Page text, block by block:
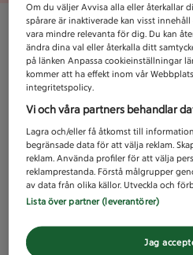
Om du väljer Avvisa alla eller återkallar
spårare är inaktiverade kan visst
vara mindre relevanta för dig. Du kan
ändra dina val eller återkalla ditt
på länken Anpassa cookieinställningar
kommer att ha effekt inom vår
integritetspolicy.
Vi och våra partners behandlar
Lagra och/eller få åtkomst till
begränsade data för att välja reklam.
reklam. Använda profiler för att välja
reklamprestanda. Förstå målgrupper
av data från olika källor. Utveckla och
Lista över partner (leverantörer)
Jag